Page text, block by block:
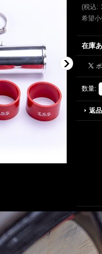
(税込:
希望
在庫
数量:
返